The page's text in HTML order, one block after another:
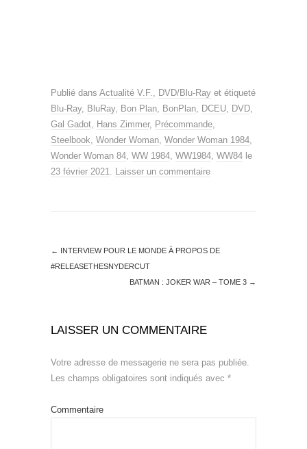
Publié dans Actualité V.F., DVD/Blu-Ray et étiqueté
Blu-Ray, BluRay, Bon Plan, BonPlan, DCEU, DVD,
Gal Gadot, Hans Zimmer, Précommande,
Steelbook, Wonder Woman, Wonder Woman 1984,
Wonder Woman 84, WW 1984, WW1984, WW84 le
23 février 2021. Laisser un commentaire
← INTERVIEW POUR LE MONDE À PROPOS DE
#RELEASETHESNYDERCUT
BATMAN : JOKER WAR – TOME 3 →
LAISSER UN COMMENTAIRE
Votre adresse de messagerie ne sera pas publiée.
Les champs obligatoires sont indiqués avec *
Commentaire